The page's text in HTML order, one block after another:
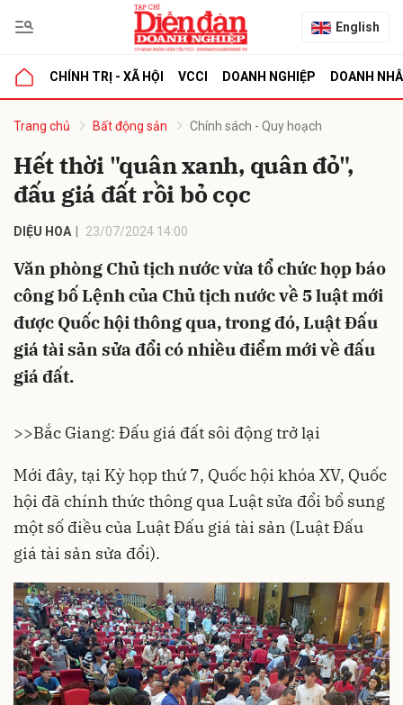
English
CHÍNH TRỊ - XÃ HỘI VCCI DOANH NGHIỆP DOANH
Trang chủ Bất động sản Chính sách - Quy hoạch
Hết thời "quân xanh, quân đỏ",
đấu giá đất rồi bỏ cọc
DIỆU HOA 23/07/2024 14:00
Văn phòng Chủ tịch nước vừa tổ chức họp báo
công bố Lệnh của Chủ tịch nước về 5 luật mới
được Quốc hội thông qua, trong đó, Luật Đấu
giá tài sản sửa đổi có nhiều điểm mới về đấu
giá đất.
>>Bắc Giang: Đấu giá đất sôi động trở lại
Mới đây, tại Kỳ họp thứ 7, Quốc hội khóa XV, Quốc
hội đã chính thức thông qua Luật sửa đổi bổ sung
một số điều của Luật Đấu giá tài sản (Luật Đấu
giá tài sản sửa đổi).
luận
Hủy